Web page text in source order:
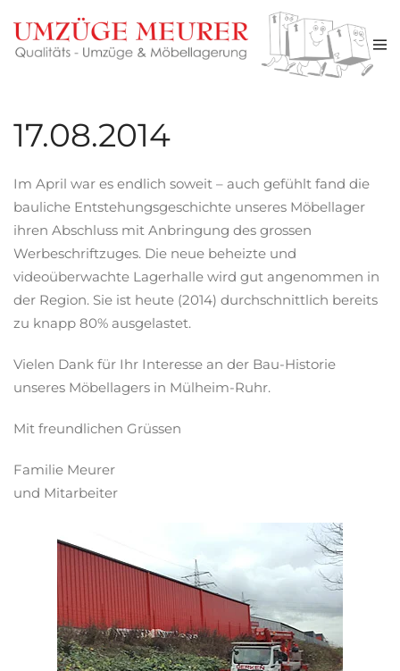
Zum Hauptinhalt springen
17.08.2014
Im April war es endlich soweit – auch gefühlt fand die
bauliche Entstehungsgeschichte unseres Möbellager
ihren Abschluss mit Anbringung des grossen
Werbeschriftzuges. Die neue beheizte und
videoüberwachte Lagerhalle wird gut angenommen in
der Region. Sie ist heute (2014) durchschnittlich bereits
zu knapp 80% ausgelastet.
Vielen Dank für Ihr Interesse an der Bau-Historie
unseres Möbellagers in Mülheim-Ruhr.
Mit freundlichen Grüssen
Familie Meurer
und Mitarbeiter